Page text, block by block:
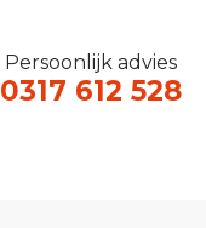
Persoonlijk advies
0317 612 528